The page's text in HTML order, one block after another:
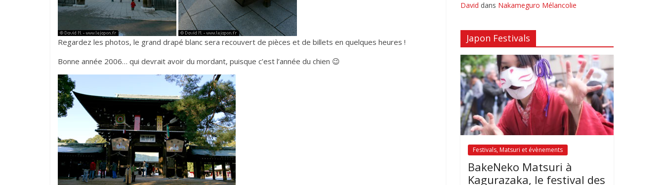
Regardez les photos, le grand drapé blanc sera recouvert de pièces et de billets en quelques heures !
Bonne année 2006… qui devrait avoir du mordant, puisque c’est l’année du chien 😉
David dans Nakameguro Mélancolie
Japon Festivals
Festivals, Matsuri et évènements
BakeNeko Matsuri à
Kagurazaka, le festival des